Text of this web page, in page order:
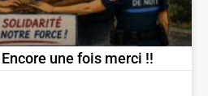
une fois merci !!